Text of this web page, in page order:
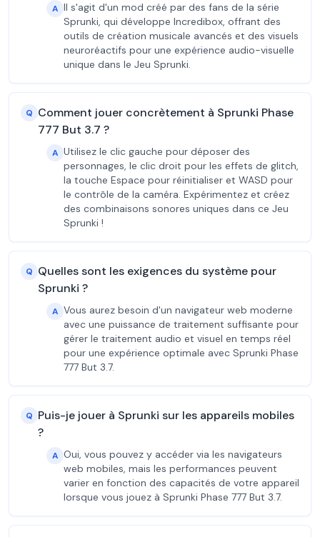
A Il s'agit d'un mod créé par des fans de la série
Sprunki, qui développe Incredibox, offrant des
outils de création musicale avancés et des visuels
neuroréactifs pour une expérience audio-visuelle
unique dans le Jeu Sprunki.
Q Comment jouer concrètement à Sprunki Phase
777 But 3.7 ?
A Utilisez le clic gauche pour déposer des
personnages, le clic droit pour les effets de glitch,
la touche Espace pour réinitialiser et WASD pour
le contrôle de la caméra. Expérimentez et créez
des combinaisons sonores uniques dans ce Jeu
Sprunki !
Q Quelles sont les exigences du système pour
Sprunki ?
A Vous aurez besoin d'un navigateur web moderne
avec une puissance de traitement suffisante pour
gérer le traitement audio et visuel en temps réel
pour une expérience optimale avec Sprunki Phase
777 But 3.7.
Q Puis-je jouer à Sprunki sur les appareils mobiles
?
A Oui, vous pouvez y accéder via les navigateurs
web mobiles, mais les performances peuvent
varier en fonction des capacités de votre appareil
lorsque vous jouez à Sprunki Phase 777 But 3.7.